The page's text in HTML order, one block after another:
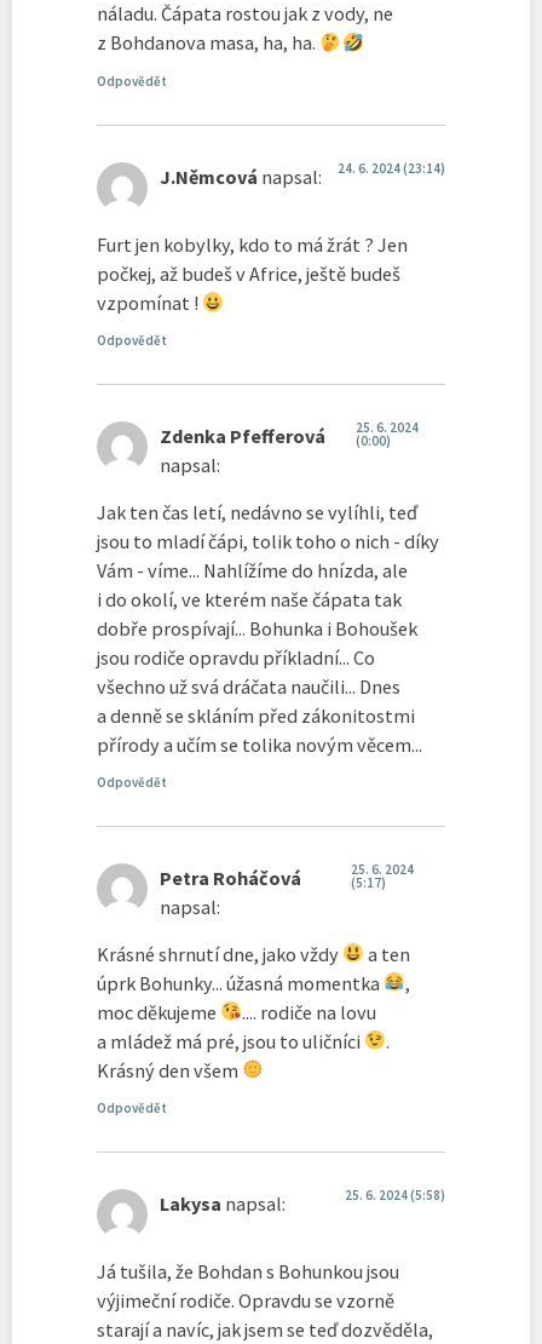
náladu. Čápata rostou jak z vody, ne
z Bohdanova masa, ha, ha.
Odpovědět
J.Němcová napsal: 24. 6. 2024 (23:14)
Furt jen kobylky, kdo to má žrát ? Jen
počkej, až budeš v Africe, ještě budeš
vzpomínat !
Odpovědět
Zdenka Pfefferová
napsal:
25. 6. 2024
(0:00)
Jak ten čas letí, nedávno se vylíhli, teď
jsou to mladí čápi, tolik toho o nich - díky
Vám - víme... Nahlížíme do hnízda, ale
i do okolí, ve kterém naše čápata tak
dobře prospívají... Bohunka i Bohoušek
jsou rodiče opravdu příkladní... Co
všechno už svá dráčata naučili... Dnes
a denně se skláním před zákonitostmi
přírody a učím se tolika novým věcem...
Odpovědět
Petra Roháčová
napsal:
25. 6. 2024
(5:17)
Krásné shrnutí dne, jako vždy
a ten
úprk Bohunky... úžasná momentka
,
moc děkujeme
.... rodiče na lovu
a mládež má pré, jsou to uličníci
.
Krásný den všem
Odpovědět
Lakysa napsal: 25. 6. 2024 (5:58)
Já tušila, že Bohdan s Bohunkou jsou
výjimeční rodiče. Opravdu se vzorně
starají a navíc, jak jsem se teď dozvěděla,